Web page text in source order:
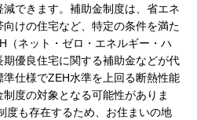
できます。補助金制度は、省エネ
けの住宅など、特定の条件を満た
（ネット・ゼロ・エネルギー・ハ
優良住宅に関する補助金などが代
仕様でZEH水準を上回る断熱性能
度の対象となる可能性がありま
度も存在するため、お住まいの地